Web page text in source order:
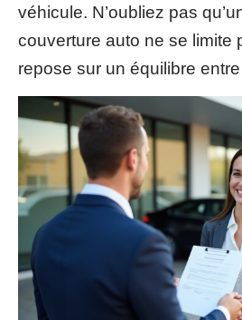
véhicule. N’oubliez pas
couverture auto ne se limite
repose sur un équilibre